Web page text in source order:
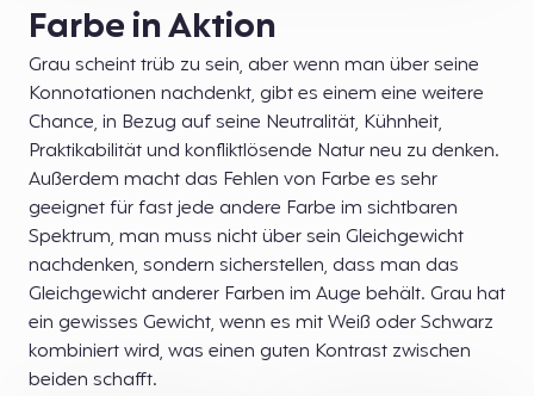
Farbe in Aktion
Grau scheint trüb zu sein, aber wenn man über seine
Konnotationen nachdenkt, gibt es einem eine weitere
Chance, in Bezug auf seine Neutralität, Kühnheit,
Praktikabilität und konfliktlösende Natur neu zu denken.
Außerdem macht das Fehlen von Farbe es sehr
geeignet für fast jede andere Farbe im sichtbaren
Spektrum, man muss nicht über sein Gleichgewicht
nachdenken, sondern sicherstellen, dass man das
Gleichgewicht anderer Farben im Auge behält. Grau hat
ein gewisses Gewicht, wenn es mit Weiß oder Schwarz
kombiniert wird, was einen guten Kontrast zwischen
beiden schafft.